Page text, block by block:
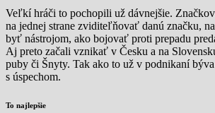
Veľkí hráči to pochopili už dávnejšie.
na jednej strane zviditeľňovať danú značku,
byť nástrojom, ako bojovať proti prepadu
Aj preto začali vznikať v Česku a na
puby či Šnyty. Tak ako to už v podnikaní
s úspechom.
To najlepšie